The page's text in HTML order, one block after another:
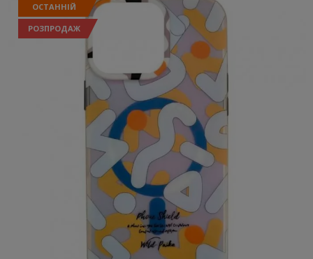
ОСТАННІЙ
РОЗПРОДАЖ